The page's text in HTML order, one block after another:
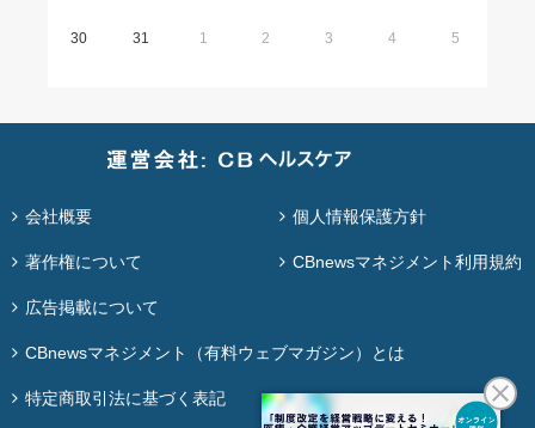
30 31 1 2 3 4 5
会社概要 個人情報保護方針
著作権について CBnewsマネジメント利用規約
広告掲載について
CBnewsマネジメント（有料ウェブマガジン）とは
特定商取引法に基づく表記